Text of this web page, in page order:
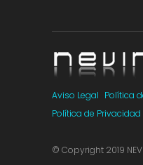
Aviso Legal Política
Política de Privacidad
© Copyright 2019